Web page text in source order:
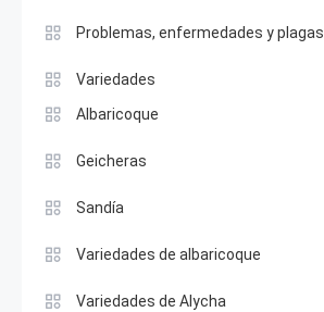
Problemas, enfermedades y plagas
Variedades
Albaricoque
Geicheras
Sandía
Variedades de albaricoque
Variedades de Alycha